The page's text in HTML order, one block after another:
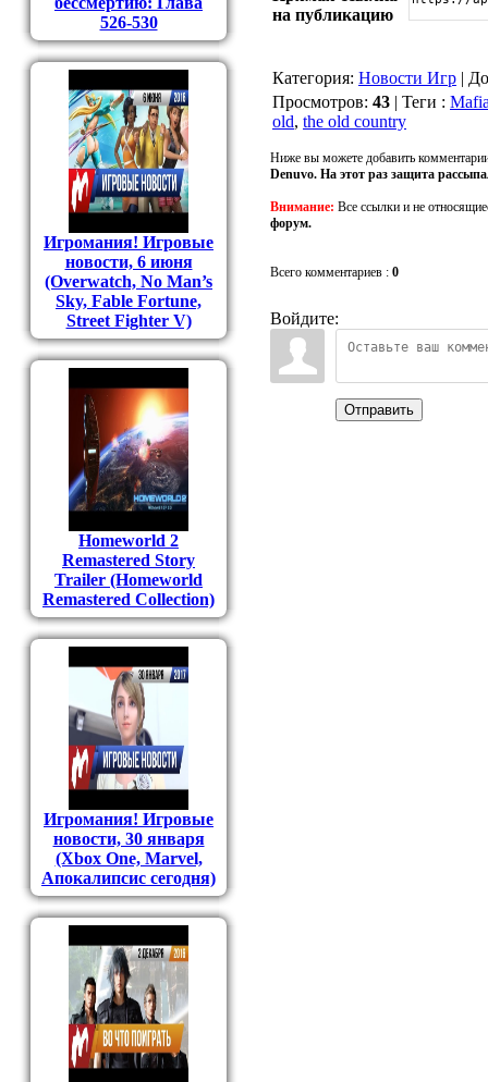
526-530
Игромания! Игровые
новости, 6 июня
(Overwatch, No Man’s
Sky, Fable Fortune,
Street Fighter V)
Homeworld 2
Remastered Story
Trailer (Homeworld
Remastered Collection)
Игромания! Игровые
новости, 30 января
(Xbox One, Marvel,
Апокалипсис сегодня)
на публикацию
Категория: Новости Игр |
Просмотров: 43 | Теги :
old, the old country
Ниже вы можете добавить
Denuvo. На этот раз защита
Внимание: Все ссылки и не
форум.
Всего комментариев : 0
Войдите:
Отправить